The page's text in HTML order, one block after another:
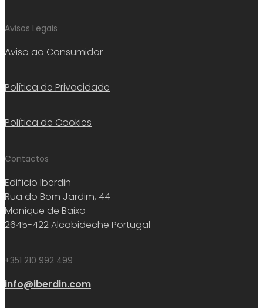
Avisos Legais
Aviso ao Consumidor
Política de Privacidade
Política de Cookies
Contactos
Edifício Iberdin
Rua do Bom Jardim, 44
Manique de Baixo
2645-422 Alcabideche Portugal
+351 210 992 499
info@iberdin.com